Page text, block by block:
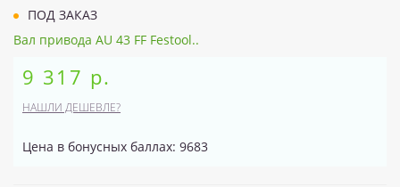
ПОД ЗАКАЗ
Вал привода AU 43 FF Festool..
9 317 р.
НАШЛИ ДЕШЕВЛЕ?
Цена в бонусных баллах: 9683